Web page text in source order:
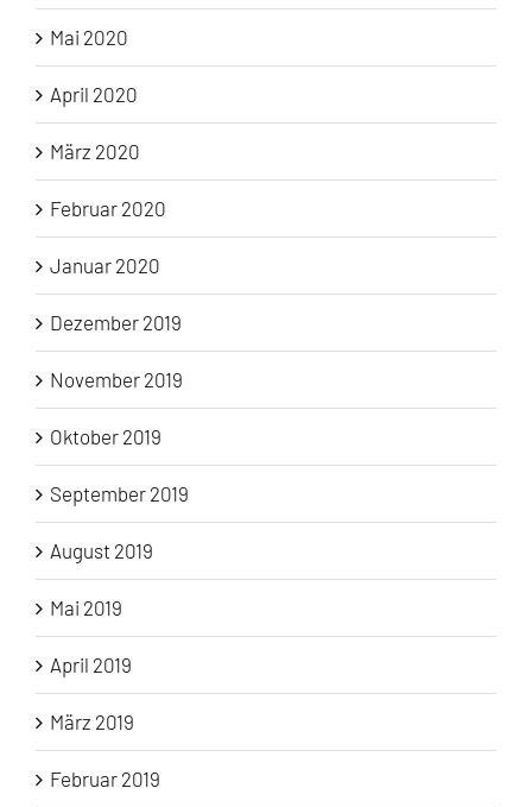
Mai 2020
April 2020
März 2020
Februar 2020
Januar 2020
Dezember 2019
November 2019
Oktober 2019
September 2019
August 2019
Mai 2019
April 2019
März 2019
Februar 2019